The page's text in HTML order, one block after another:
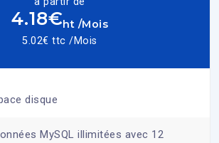
4.18€ht /Mois
5.02€ ttc /Mois
disque
MySQL illimitées avec 12